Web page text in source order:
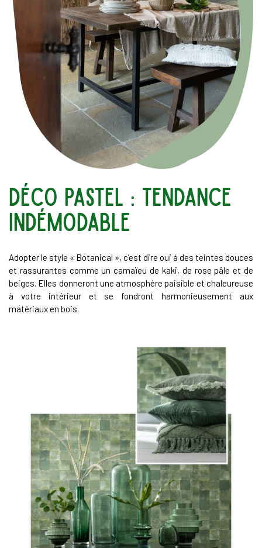
déco pastel : tendance
indémodable
Adopter le style « Botanical », c’est dire oui à des teintes douces
et rassurantes comme un camaïeu de kaki, de rose pâle et de
beiges. Elles donneront une atmosphère paisible et chaleureuse
à votre intérieur et se fondront harmonieusement aux
matériaux en bois.